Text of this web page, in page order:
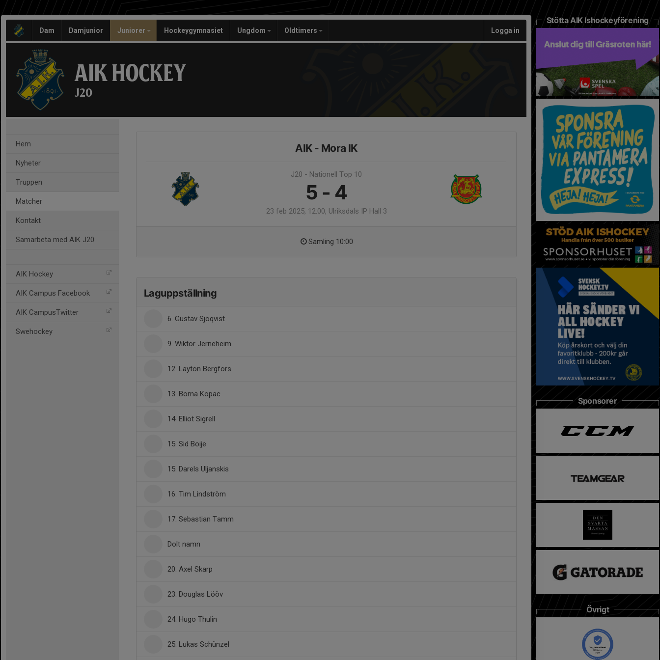
Dam Damjunior Juniorer Hockeygymnasiet Ungdom Oldtimers Logga in
AIK HOCKEY
J20
Hem
Nyheter
Truppen
Matcher
Kontakt
Samarbeta med AIK J20
AIK Hockey
AIK Campus Facebook
AIK CampusTwitter
Swehockey
AIK - Mora IK
J20 - Nationell Top 10
5 - 4
23 feb 2025, 12:00, Ulriksdals IP Hall 3
Samling 10:00
Laguppställning
6. Gustav Sjöqvist
9. Wiktor Jerneheim
12. Layton Bergfors
13. Borna Kopac
14. Elliot Sigrell
15. Sid Boije
15. Darels Uljanskis
16. Tim Lindström
17. Sebastian Tamm
Dolt namn
20. Axel Skarp
23. Douglas Lööv
24. Hugo Thulin
25. Lukas Schünzel
Stötta AIK Ishockeyförening
Sponsorer
Övrigt